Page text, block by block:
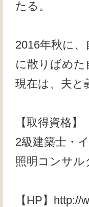
たる。
2016年秋に
に散りばめた
現在は、夫と
【取得資格】
2級建築士・
照明コンサ
【HP】http://